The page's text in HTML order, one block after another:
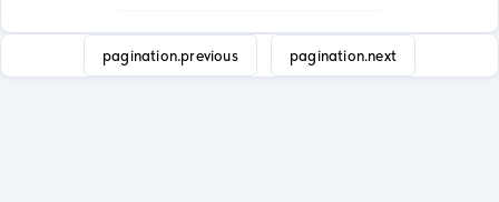
pagination.previous pagination.next